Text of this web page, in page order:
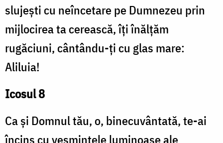
slujești cu neîncetare pe Dumnezeu prin
mijlocirea ta cerească, îți înălțăm
rugăciuni, cântându-ți cu glas mare:
Aliluia!
Icosul 8
Ca și Domnul tău, o, binecuvântată, te-ai
încins cu veșmintele luminoase ale